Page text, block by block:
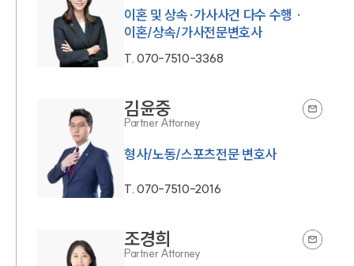
이혼 및 상속·가사사건 다수 수행 ·
이혼/상속/가사전문변호사
T.070-7510-3368
김윤중
Partner Attorney
형사/노동/스포츠전문 변호사
T.070-7510-2016
조경희
Partner Attorney